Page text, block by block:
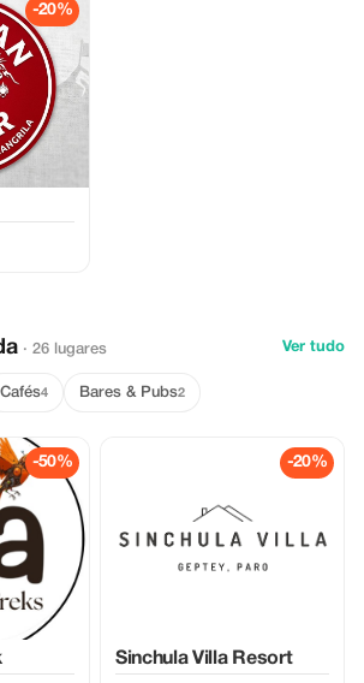
-20%
· 26 lugares Ver tudo
Cafés4 Bares & Pubs2
-50% -20%
Sinchula Villa Resort